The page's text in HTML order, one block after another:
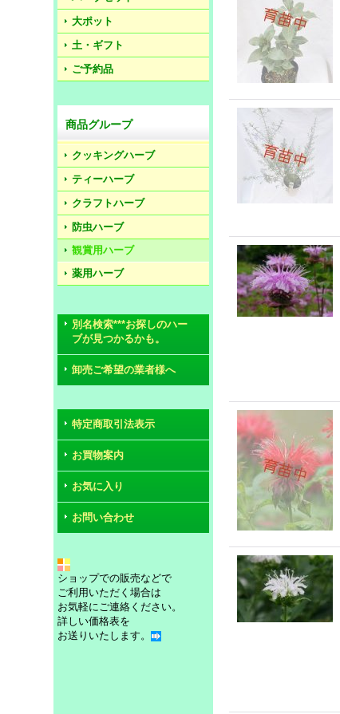
大ポット
土・ギフト
ご予約品
商品グループ
クッキングハーブ
ティーハーブ
クラフトハーブ
防虫ハーブ
観賞用ハーブ
薬用ハーブ
別名検索***お探しのハー
ブが見つかるかも。
卸売ご希望の業者様へ
特定商取引法表示
お買物案内
お気に入り
お問い合わせ
ショップでの販売などで
ご利用いただく場合は
お気軽にご連絡ください。
詳しい価格表を
お送りいたします。